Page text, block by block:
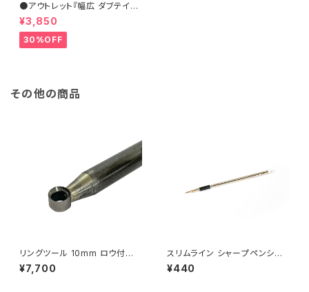
●アウトレット『幅広 ダブテイル
スクレーパー 31×6.5mm』【ST
ARTER】ターニングツール ハイ
ス鋼 旋盤用刃物 ウッドターニン
グ 訳あり
¥3,850
30%OFF
その他の商品
リングツール 10mm ロウ付け
一体式
¥7,700
スリムライン シャープペンシル
0.5mm【内部メカのみ】
¥440